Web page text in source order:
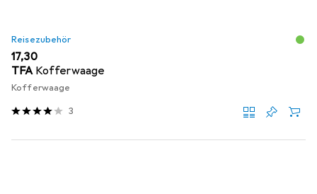
Reisezubehör
EUR
17,30
TFA Kofferwaage
Kofferwaage
3